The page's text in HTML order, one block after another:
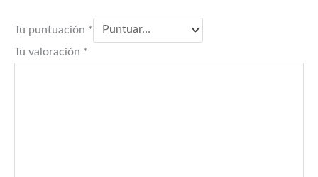
Tu puntuación *
Tu valoración *